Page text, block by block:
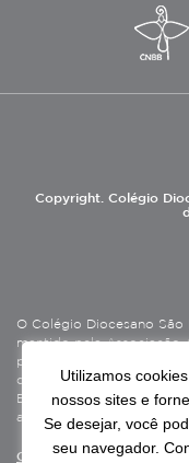
Copyright. Colégio
O Colégio Diocesano
mantido pela Associação
privado sem fins
cultural, assistencial e
Beneficente de
assistência social.
Continue lendo
Utilizamos
nossos sites e
Se desejar, você
seu navegador.